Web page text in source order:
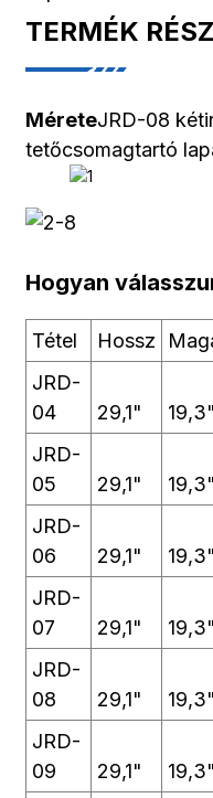
TERMÉK
MéreteJRD-08
tetőcsomagtartó
Hogyan
Tétel Hossz
JRD-
04
29,1" 19,3"
JRD-
05
29,1" 19,3"
JRD-
06
29,1" 19,3"
JRD-
07
29,1" 19,3"
JRD-
08
29,1" 19,3"
JRD-
09
29,1" 19,3"